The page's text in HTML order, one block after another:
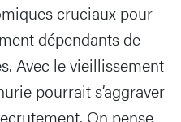
cruciaux pour
dépendants de
Avec le vieillissement
pourrait s’aggraver
On pense